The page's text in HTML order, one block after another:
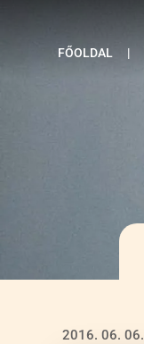
FŐOLDAL |
2016. 06. 06.